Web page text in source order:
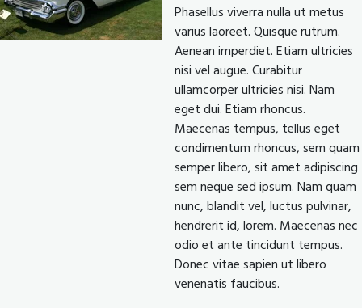
Phasellus viverra nulla ut metus
varius laoreet. Quisque rutrum.
Aenean imperdiet. Etiam ultricies
nisi vel augue. Curabitur
ullamcorper ultricies nisi. Nam
eget dui. Etiam rhoncus.
Maecenas tempus, tellus eget
condimentum rhoncus, sem quam
semper libero, sit amet adipiscing
sem neque sed ipsum. Nam quam
nunc, blandit vel, luctus pulvinar,
hendrerit id, lorem. Maecenas nec
odio et ante tincidunt tempus.
Donec vitae sapien ut libero
venenatis faucibus.